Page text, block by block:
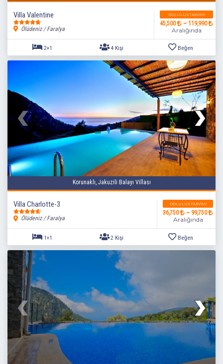
Villa Valentine
Ölüdeniz / Faralya
DOLULUK TAKVIMI
45,500 ~ 119,990
Aralığında
2+1 4 Kişi Beğen
Korunaklı, Jakuzili Balayı Villası
Villa Charlotte-3
Ölüdeniz / Faralya
DOLULUK TAKVIMI
36,750 ~ 99,750
Aralığında
1+1 2 Kişi Beğen